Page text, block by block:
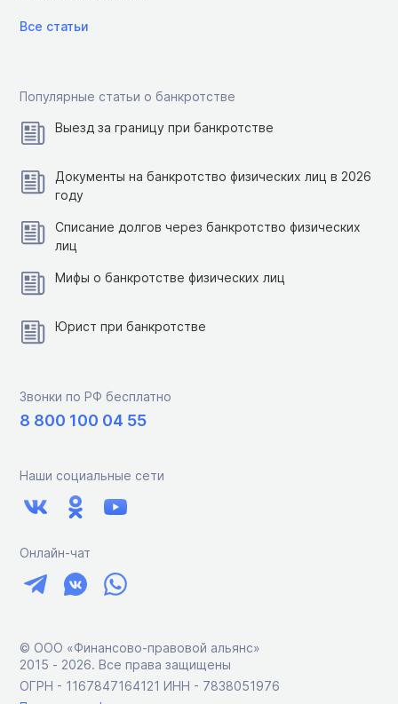
Все статьи
Популярные статьи о банкротстве
Выезд за границу при банкротстве
Документы на банкротство физических лиц в 2026
году
Списание долгов через банкротство физических
лиц
Мифы о банкротстве физических лиц
Юрист при банкротстве
Звонки по РФ бесплатно
8 800 100 04 55
Наши социальные сети
Онлайн-чат
© ООО «Финансово-правовой альянс»
2015 ‑ 2026. Все права защищены
ОГРН - 1167847164121 ИНН - 7838051976